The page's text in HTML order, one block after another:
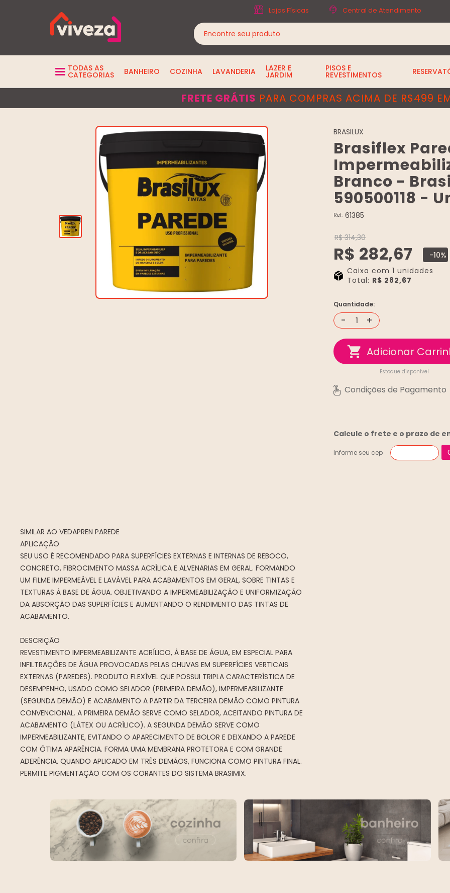
Lojas Físicas Central de Atendimento
TODAS AS
CATEGORIAS BANHEIRO COZINHA LAVANDERIA LAZER E
JARDIM
PISOS E
REVESTIMENTOS
FRETE GRÁTIS PARA COMPRAS ACIMA DE R$499
BRASILUX
Brasiflex
Branco -
590500118 -
Ref: 61385
R$ 314,30
R$ 282,67
-10%
Caixa com 1 unidades
Total: R$ 282,67
Quantidade:
- +
Estoque disponível
Calcule o frete e o prazo de
Informe seu cep
SIMILAR AO VEDAPREN PAREDE
APLICAÇÃO
SEU USO É RECOMENDADO PARA SUPERFÍCIES EXTERNAS E INTERNAS DE REBOCO,
CONCRETO, FIBROCIMENTO MASSA ACRÍLICA E ALVENARIAS EM GERAL. FORMANDO
UM FILME IMPERMEÁVEL E LAVÁVEL PARA ACABAMENTOS EM GERAL, SOBRE TINTAS E
TEXTURAS À BASE DE ÁGUA. OBJETIVANDO A IMPERMEABILIZAÇÃO E UNIFORMIZAÇÃO
DA ABSORÇÃO DAS SUPERFÍCIES E AUMENTANDO O RENDIMENTO DAS TINTAS DE
ACABAMENTO.
DESCRIÇÃO
REVESTIMENTO IMPERMEABILIZANTE ACRÍLICO, À BASE DE ÁGUA, EM ESPECIAL PARA
INFILTRAÇÕES DE ÁGUA PROVOCADAS PELAS CHUVAS EM SUPERFÍCIES VERTICAIS
EXTERNAS (PAREDES). PRODUTO FLEXÍVEL QUE POSSUI TRIPLA CARACTERÍSTICA DE
DESEMPENHO, USADO COMO SELADOR (PRIMEIRA DEMÃO), IMPERMEABILIZANTE
(SEGUNDA DEMÃO) E ACABAMENTO A PARTIR DA TERCEIRA DEMÃO COMO PINTURA
CONVENCIONAL. A PRIMEIRA DEMÃO SERVE COMO SELADOR, ACEITANDO PINTURA DE
ACABAMENTO (LÁTEX OU ACRÍLICO). A SEGUNDA DEMÃO SERVE COMO
IMPERMEABILIZANTE, EVITANDO O APARECIMENTO DE BOLOR E DEIXANDO A PAREDE
COM ÓTIMA APARÊNCIA. FORMA UMA MEMBRANA PROTETORA E COM GRANDE
ADERÊNCIA. QUANDO APLICADO EM TRÊS DEMÃOS, FUNCIONA COMO PINTURA FINAL.
PERMITE PIGMENTAÇÃO COM OS CORANTES DO SISTEMA BRASIMIX.